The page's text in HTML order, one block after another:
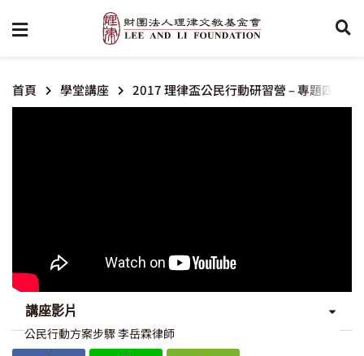
首頁 學堂講座 2017 理律盃公民行動研習營 – 專題四【公
講座影片
公民行動方案步驟 李岳霖律師